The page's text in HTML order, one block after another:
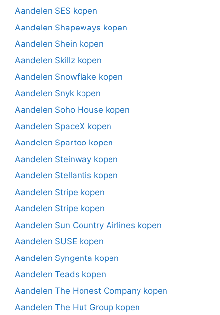
Aandelen SES kopen
Aandelen Shapeways kopen
Aandelen Shein kopen
Aandelen Skillz kopen
Aandelen Snowflake kopen
Aandelen Snyk kopen
Aandelen Soho House kopen
Aandelen SpaceX kopen
Aandelen Spartoo kopen
Aandelen Steinway kopen
Aandelen Stellantis kopen
Aandelen Stripe kopen
Aandelen Stripe kopen
Aandelen Sun Country Airlines kopen
Aandelen SUSE kopen
Aandelen Syngenta kopen
Aandelen Teads kopen
Aandelen The Honest Company kopen
Aandelen The Hut Group kopen